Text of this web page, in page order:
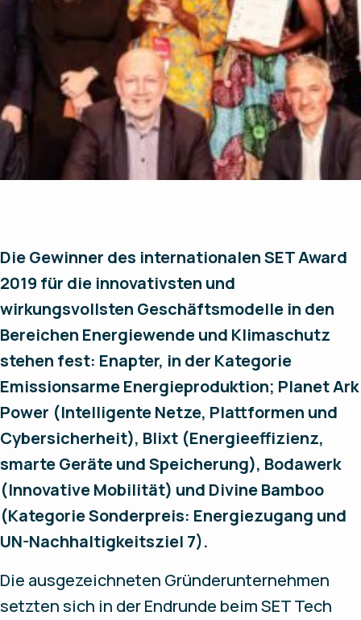
Die Gewinner des internationalen SET Award
2019 für die innovativsten und
wirkungsvollsten Geschäftsmodelle in den
Bereichen Energiewende und Klimaschutz
stehen fest: Enapter, in der Kategorie
Emissionsarme Energieproduktion; Planet Ark
Power (Intelligente Netze, Plattformen und
Cybersicherheit), Blixt (Energieeffizienz,
smarte Geräte und Speicherung), Bodawerk
(Innovative Mobilität) und Divine Bamboo
(Kategorie Sonderpreis: Energiezugang und
UN-Nachhaltigkeitsziel 7).
Die ausgezeichneten Gründerunternehmen
setzten sich in der Endrunde beim SET Tech